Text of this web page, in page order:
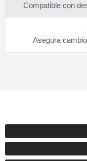
Compatible con
Asegura